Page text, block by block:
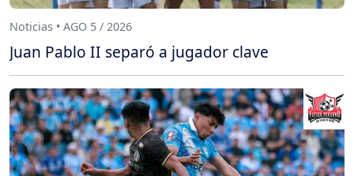
Noticias • AGO 5 / 2026
Juan Pablo II separó a jugador clave